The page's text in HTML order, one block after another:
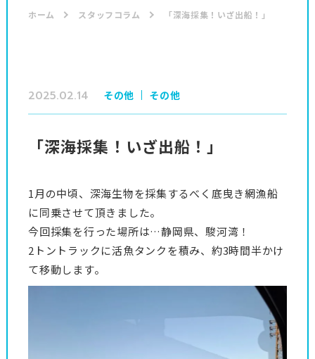
ホーム スタッフコラム 「深海採集！いざ出船！」
2025.02.14 その他 その他
「深海採集！いざ出船！」
1月の中頃、深海生物を採集するべく底曳き網漁船
に同乗させて頂きました。
今回採集を行った場所は…静岡県、駿河湾！
2トントラックに活魚タンクを積み、約3時間半かけ
て移動します。